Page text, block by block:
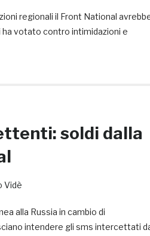
regionali il Front National
ha votato contro intimidazioni e
soldi dalla
Vidè
alla Russia in cambio di
intendere gli sms intercettati